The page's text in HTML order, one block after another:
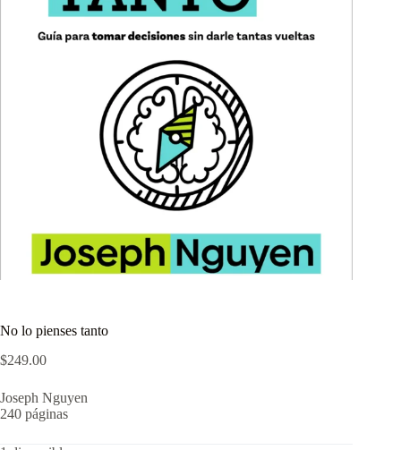
No lo pienses tanto
$249.00
Joseph Nguyen
240 páginas